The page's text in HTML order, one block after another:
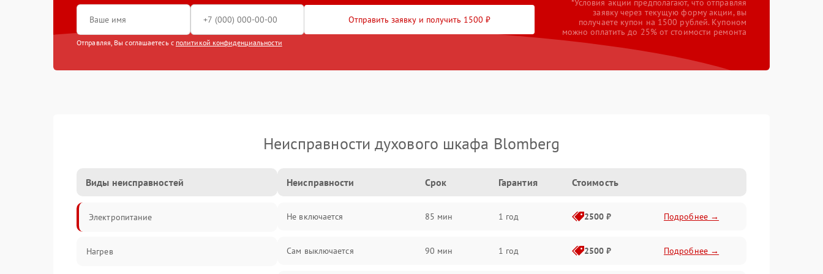
Отправить заявку и получить 1500 ₽
Отправляя, Вы соглашаетесь с политикой конфиденциальности
*Условия акции предполагают, что отправляя
заявку через текущую форму акции, вы
получаете купон на 1500 рублей. Купоном
можно оплатить до 25% от стоимости ремонта
Неисправности духового шкафа Blomberg
Виды неисправностей
Электропитание
Нагрев
Неисправности Срок Гарантия Стоимость
Не включается 85 мин 1 год 2500 ₽ Подробнее →
Сам выключается 90 мин 1 год 2500 ₽ Подробнее →